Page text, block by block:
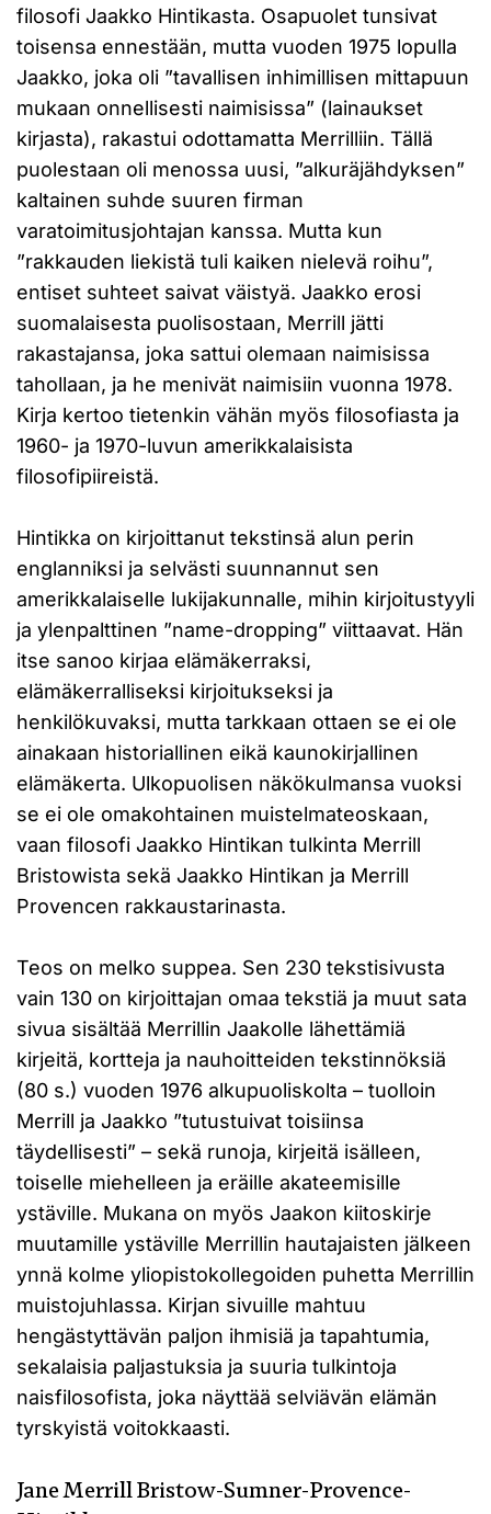
filosofi Jaakko Hintikasta. Osapuolet tunsivat
toisensa ennestään, mutta vuoden 1975 lopulla
Jaakko, joka oli ”tavallisen inhimillisen mittapuun
mukaan onnellisesti naimisissa” (lainaukset
kirjasta), rakastui odottamatta Merrilliin. Tällä
puolestaan oli menossa uusi, ”alkuräjähdyksen”
kaltainen suhde suuren firman
varatoimitusjohtajan kanssa. Mutta kun
”rakkauden liekistä tuli kaiken nielevä roihu”,
entiset suhteet saivat väistyä. Jaakko erosi
suomalaisesta puolisostaan, Merrill jätti
rakastajansa, joka sattui olemaan naimisissa
tahollaan, ja he menivät naimisiin vuonna 1978.
Kirja kertoo tietenkin vähän myös filosofiasta ja
1960- ja 1970-luvun amerikkalaisista
filosofipiireistä.
Hintikka on kirjoittanut tekstinsä alun perin
englanniksi ja selvästi suunnannut sen
amerikkalaiselle lukijakunnalle, mihin kirjoitustyyli
ja ylenpalttinen ”name-dropping” viittaavat. Hän
itse sanoo kirjaa elämäkerraksi,
elämäkerralliseksi kirjoitukseksi ja
henkilökuvaksi, mutta tarkkaan ottaen se ei ole
ainakaan historiallinen eikä kaunokirjallinen
elämäkerta. Ulkopuolisen näkökulmansa vuoksi
se ei ole omakohtainen muistelmateoskaan,
vaan filosofi Jaakko Hintikan tulkinta Merrill
Bristowista sekä Jaakko Hintikan ja Merrill
Provencen rakkaustarinasta.
Teos on melko suppea. Sen 230 tekstisivusta
vain 130 on kirjoittajan omaa tekstiä ja muut sata
sivua sisältää Merrillin Jaakolle lähettämiä
kirjeitä, kortteja ja nauhoitteiden tekstinnöksiä
(80 s.) vuoden 1976 alkupuoliskolta – tuolloin
Merrill ja Jaakko ”tutustuivat toisiinsa
täydellisesti” – sekä runoja, kirjeitä isälleen,
toiselle miehelleen ja eräille akateemisille
ystäville. Mukana on myös Jaakon kiitoskirje
muutamille ystäville Merrillin hautajaisten jälkeen
ynnä kolme yliopistokollegoiden puhetta Merrillin
muistojuhlassa. Kirjan sivuille mahtuu
hengästyttävän paljon ihmisiä ja tapahtumia,
sekalaisia paljastuksia ja suuria tulkintoja
naisfilosofista, joka näyttää selviävän elämän
tyrskyistä voitokkaasti.
Jane Merrill Bristow-Sumner-Provence-